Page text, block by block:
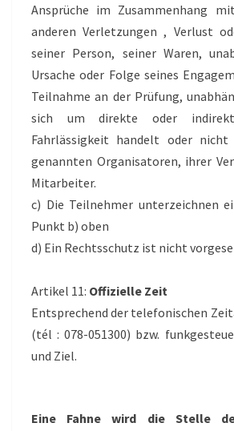
Ansprüche im Zusammenhang
anderen Verletzungen , Verlust
seiner Person, seiner Waren,
Ursache oder Folge seines
Teilnahme an der Prüfung,
sich um direkte oder
Fahrlässigkeit handelt oder nicht
genannten Organisatoren, ihrer
Mitarbeiter.
c) Die Teilnehmer unterzeichnen
Punkt b) oben
d) Ein Rechtsschutz ist nicht
Artikel 11: Offizielle Zeit
Entsprechend der telefonischen
(tél : 078-051300) bzw.
und Ziel.
Eine Fahne wird die Stelle